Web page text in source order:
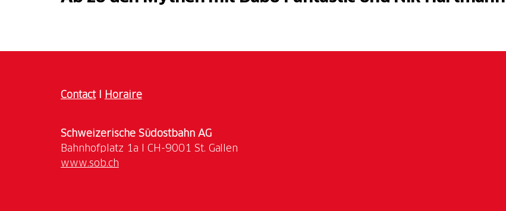
ContactI Horaire
Schweizerische Südostbahn AG
www.sob.ch